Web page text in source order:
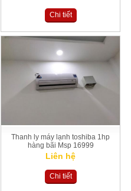
Chi tiết
Thanh ly máy lạnh toshiba 1hp
hàng bãi Msp 16999
Liên hệ
Chi tiết